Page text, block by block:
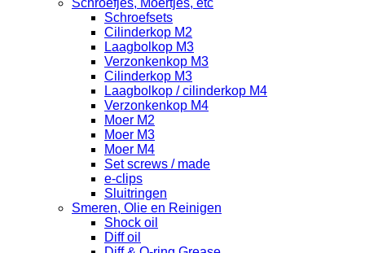
Schroefjes, Moertjes, etc
Schroefsets
Cilinderkop M2
Laagbolkop M3
Verzonkenkop M3
Cilinderkop M3
Laagbolkop / cilinderkop M4
Verzonkenkop M4
Moer M2
Moer M3
Moer M4
Set screws / made
e-clips
Sluitringen
Smeren, Olie en Reinigen
Shock oil
Diff oil